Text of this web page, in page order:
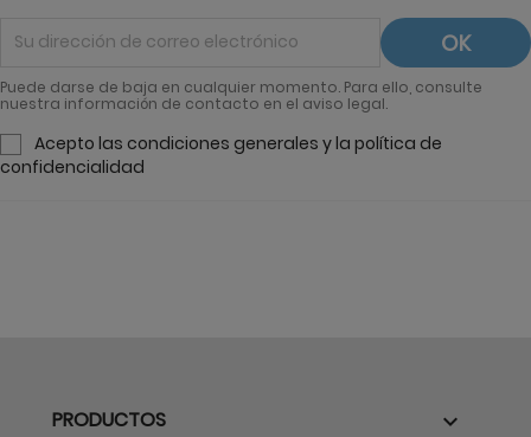
Puede darse de baja en cualquier momento. Para ello, consulte
nuestra información de contacto en el aviso legal.
Acepto las condiciones generales y la política de
confidencialidad
PRODUCTOS 